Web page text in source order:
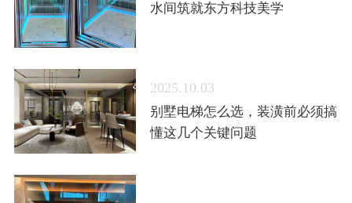
水间筑就东方科技美学
2025.10.03
别墅电梯怎么选，装潢前必须搞
懂这几个关键问题